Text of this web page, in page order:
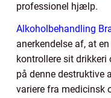
professionel hjælp.
Alkoholbehandling
anerkendelse af, at
kontrollere sit drikkeri
på denne destruktive
variere fra medicinsk